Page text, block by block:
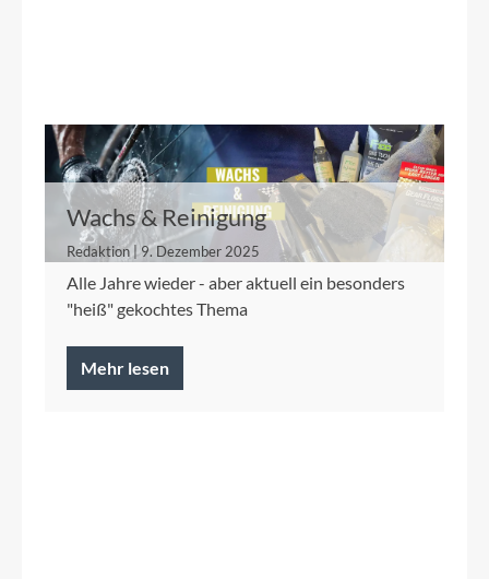
Wachs & Reinigung
Redaktion | 9. Dezember 2025
Alle Jahre wieder - aber aktuell ein besonders
"heiß" gekochtes Thema
Mehr lesen